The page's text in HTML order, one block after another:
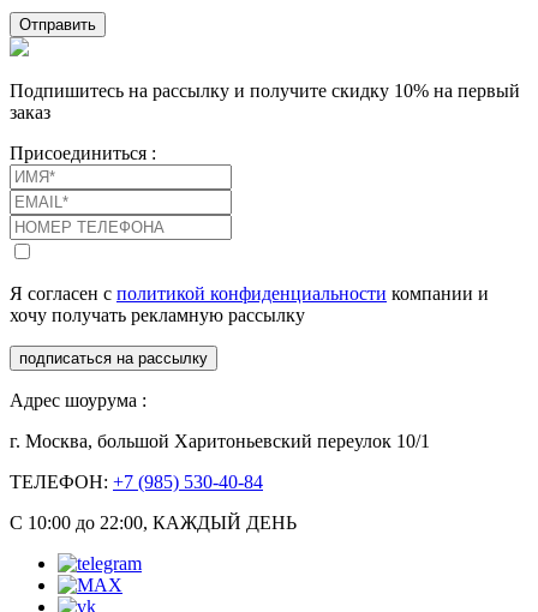
Отправить
Подпишитесь на рассылку и получите скидку 10% на первый
заказ
Присоединиться :
Я согласен с политикой конфиденциальности компании и
хочу получать рекламную рассылку
подписаться на рассылку
Адрес шоурума :
г. Москва, большой Харитоньевский переулок 10/1
ТЕЛЕФОН: +7 (985) 530-40-84
С 10:00 до 22:00, КАЖДЫЙ ДЕНЬ